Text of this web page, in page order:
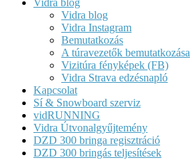
Vidra blog
Vidra blog
Vidra Instagram
Bemutatkozás
A túravezetők bemutatkozása
Vizitúra fényképek (FB)
Vidra Strava edzésnapló
Kapcsolat
Sí & Snowboard szerviz
vidRUNNING
Vidra Útvonalgyűjtemény
DZD 300 bringa regisztráció
DZD 300 bringás teljesítések